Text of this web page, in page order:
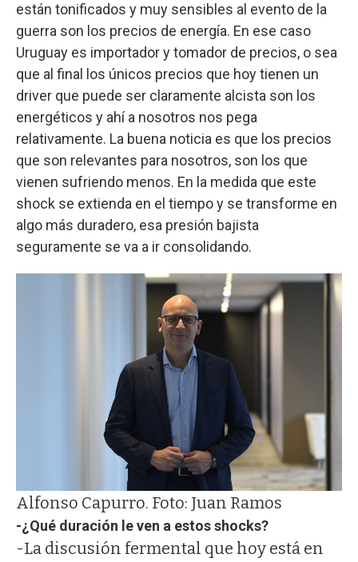
están tonificados y muy sensibles al evento de la
guerra son los precios de energía. En ese caso
Uruguay es importador y tomador de precios, o sea
que al final los únicos precios que hoy tienen un
driver que puede ser claramente alcista son los
energéticos y ahí a nosotros nos pega
relativamente. La buena noticia es que los precios
que son relevantes para nosotros, son los que
vienen sufriendo menos. En la medida que este
shock se extienda en el tiempo y se transforme en
algo más duradero, esa presión bajista
seguramente se va a ir consolidando.
Alfonso Capurro. Foto: Juan Ramos
-¿Qué duración le ven a estos shocks?
-La discusión fermental que hoy está en